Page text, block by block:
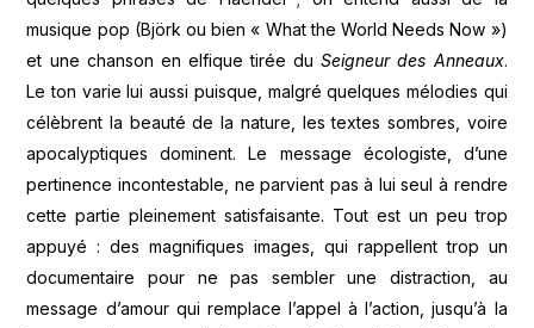
musique pop (Björk ou bien « What the World Needs Now »)
et une chanson en elfique tirée duSeigneur des Anneaux.
Le ton varie lui aussi puisque, malgré quelques mélodies qui
célèbrent la beauté de la nature, les textes sombres, voire
apocalyptiques dominent. Le message écologiste, d’une
pertinence incontestable, ne parvient pas à lui seul à rendre
cette partie pleinement satisfaisante. Tout est un peu trop
appuyé : des magnifiques images, qui rappellent trop un
documentaire pour ne pas sembler une distraction, au
message d’amour qui remplace l’appel à l’action, jusqu’à la